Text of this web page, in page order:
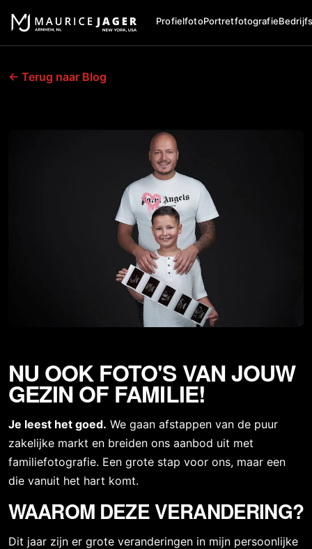
ProfielfotoPortretfotografie
← Terug naar Blog
NU OOK FOTO'S VAN JOUW
GEZIN OF FAMILIE!
Je leest het goed. We gaan afstappen van de puur
zakelijke markt en breiden ons aanbod uit met
familiefotografie. Een grote stap voor ons, maar een
die vanuit het hart komt.
WAAROM DEZE VERANDERING?
Dit jaar zijn er grote veranderingen in mijn persoonlijke